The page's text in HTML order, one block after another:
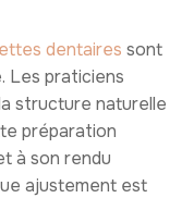
dentaires sont
Les praticiens
structure naturelle
préparation
à son rendu
ajustement est